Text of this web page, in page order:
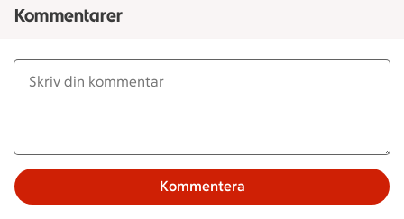
Kommentarer
Kommentera